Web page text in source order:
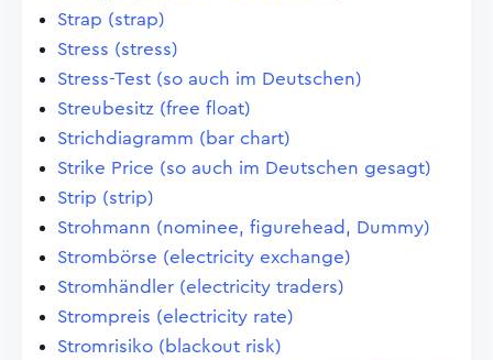
Strap (strap)
Stress (stress)
Stress-Test (so auch im Deutschen)
Streubesitz (free float)
Strichdiagramm (bar chart)
Strike Price (so auch im Deutschen gesagt)
Strip (strip)
Strohmann (nominee, figurehead, Dummy)
Strombörse (electricity exchange)
Stromhändler (electricity traders)
Strompreis (electricity rate)
Stromrisiko (blackout risk)